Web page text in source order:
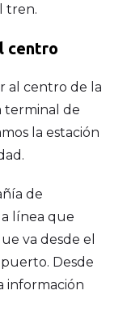
tren.
centro
al centro de la
terminal de
la estación
de
línea que
va desde el
Desde
información